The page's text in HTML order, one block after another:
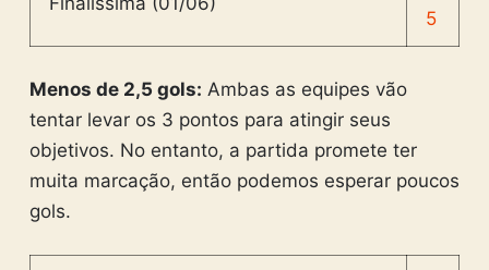
5
Menos de 2,5 gols: Ambas as equipes vão
tentar levar os 3 pontos para atingir seus
objetivos. No entanto, a partida promete ter
muita marcação, então podemos esperar poucos
gols.